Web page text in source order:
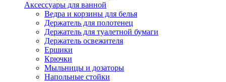
Аксессуары для ванной
Ведра и корзины для белья
Держатель для полотенец
Держатель для туалетной бумаги
Держатель освежителя
Ершики
Крючки
Мыльницы и дозаторы
Напольные стойки